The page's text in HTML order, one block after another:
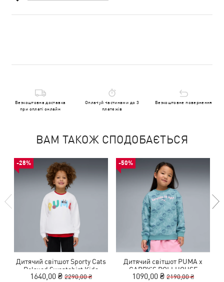
Безкоштовна доставка
при оплаті онлайн
Оплачуй частинами до 3
платежів
Безкоштовне повернення
ВАМ ТАКОЖ СПОДОБАЄТЬСЯ
-28%
Дитячий світшот Sporty Cats
Relaxed Sweatshirt Kids
1640,00 ₴ 2290,00 ₴
-50%
Дитячий світшот PUMA x
GABBY'S DOLLHOUSE
Relaxed Printed Sweatshirt
1090,00 ₴ 2190,00 ₴